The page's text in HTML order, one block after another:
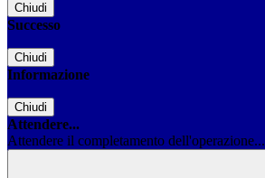
Chiudi
Successo
Chiudi
Informazione
Chiudi
Attendere...
Attendere il completamento dell'operazione...